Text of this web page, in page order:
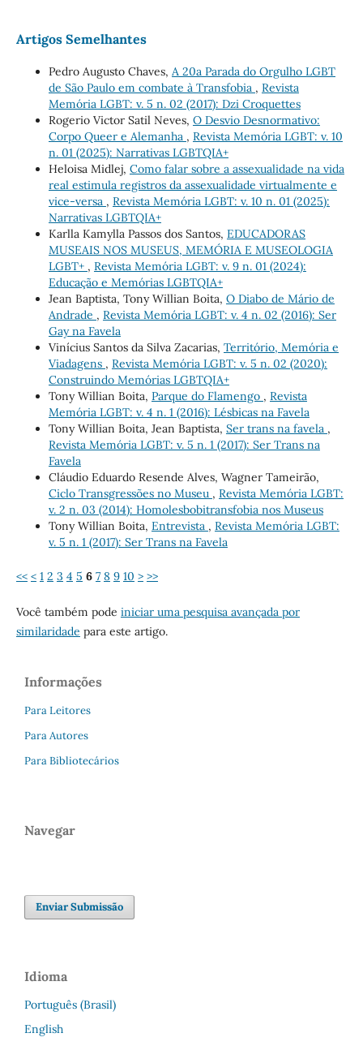
Artigos Semelhantes
Pedro Augusto Chaves, A 20a Parada do Orgulho LGBT
de São Paulo em combate à Transfobia , Revista
Memória LGBT: v. 5 n. 02 (2017): Dzi Croquettes
Rogerio Victor Satil Neves, O Desvio Desnormativo:
Corpo Queer e Alemanha , Revista Memória LGBT: v. 10
n. 01 (2025): Narrativas LGBTQIA+
Heloisa Midlej, Como falar sobre a assexualidade na vida
real estimula registros da assexualidade virtualmente e
vice-versa , Revista Memória LGBT: v. 10 n. 01 (2025):
Narrativas LGBTQIA+
Karlla Kamylla Passos dos Santos, EDUCADORAS
MUSEAIS NOS MUSEUS, MEMÓRIA E MUSEOLOGIA
LGBT+ , Revista Memória LGBT: v. 9 n. 01 (2024):
Educação e Memórias LGBTQIA+
Jean Baptista, Tony Willian Boita, O Diabo de Mário de
Andrade , Revista Memória LGBT: v. 4 n. 02 (2016): Ser
Gay na Favela
Vinícius Santos da Silva Zacarias, Território, Memória e
Viadagens , Revista Memória LGBT: v. 5 n. 02 (2020):
Construindo Memórias LGBTQIA+
Tony Willian Boita, Parque do Flamengo , Revista
Memória LGBT: v. 4 n. 1 (2016): Lésbicas na Favela
Tony Willian Boita, Jean Baptista, Ser trans na favela ,
Revista Memória LGBT: v. 5 n. 1 (2017): Ser Trans na
Favela
Cláudio Eduardo Resende Alves, Wagner Tameirão,
Ciclo Transgressões no Museu , Revista Memória LGBT:
v. 2 n. 03 (2014): Homolesbobitransfobia nos Museus
Tony Willian Boita, Entrevista , Revista Memória LGBT:
v. 5 n. 1 (2017): Ser Trans na Favela
<< < 1 2 3 4 5 6 7 8 9 10 > >>
Você também pode iniciar uma pesquisa avançada por
similaridade para este artigo.
Informações
Para Leitores
Para Autores
Para Bibliotecários
Navegar
Enviar Submissão
Idioma
Português (Brasil)
English